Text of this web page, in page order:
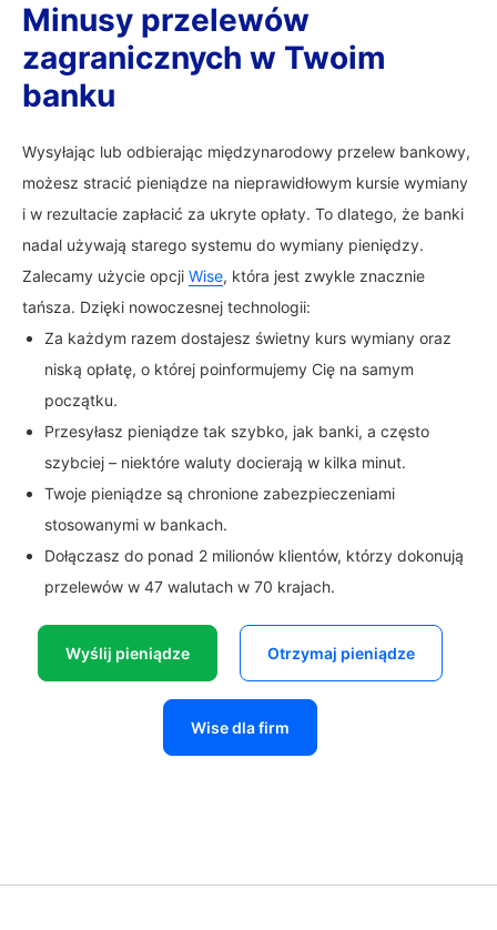
Minusy przelewów
zagranicznych w Twoim
banku
Wysyłając lub odbierając międzynarodowy przelew bankowy,
możesz stracić pieniądze na nieprawidłowym kursie wymiany
i w rezultacie zapłacić za ukryte opłaty. To dlatego, że banki
nadal używają starego systemu do wymiany pieniędzy.
Zalecamy użycie opcji Wise, która jest zwykle znacznie
tańsza. Dzięki nowoczesnej technologii:
Za każdym razem dostajesz świetny kurs wymiany oraz
niską opłatę, o której poinformujemy Cię na samym
początku.
Przesyłasz pieniądze tak szybko, jak banki, a często
szybciej – niektóre waluty docierają w kilka minut.
Twoje pieniądze są chronione zabezpieczeniami
stosowanymi w bankach.
Dołączasz do ponad 2 milionów klientów, którzy dokonują
przelewów w 47 walutach w 70 krajach.
Wyślij pieniądze Otrzymaj pieniądze
Wise dla firm